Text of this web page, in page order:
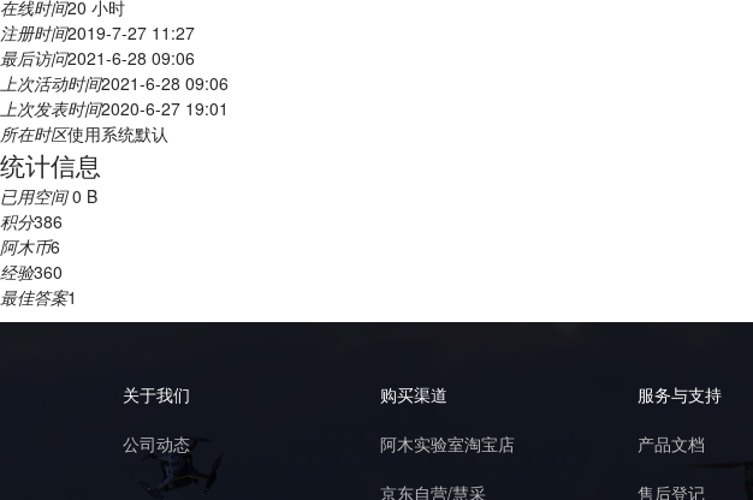
在线时间20 小时
注册时间2019-7-27 11:27
最后访问2021-6-28 09:06
上次活动时间2021-6-28 09:06
上次发表时间2020-6-27 19:01
所在时区使用系统默认
统计信息
已用空间0 B
积分386
阿木币6
经验360
最佳答案1
关于我们
公司动态
购买渠道
阿木实验室淘宝店
京东自营/慧采
服务与支持
产品文档
售后登记